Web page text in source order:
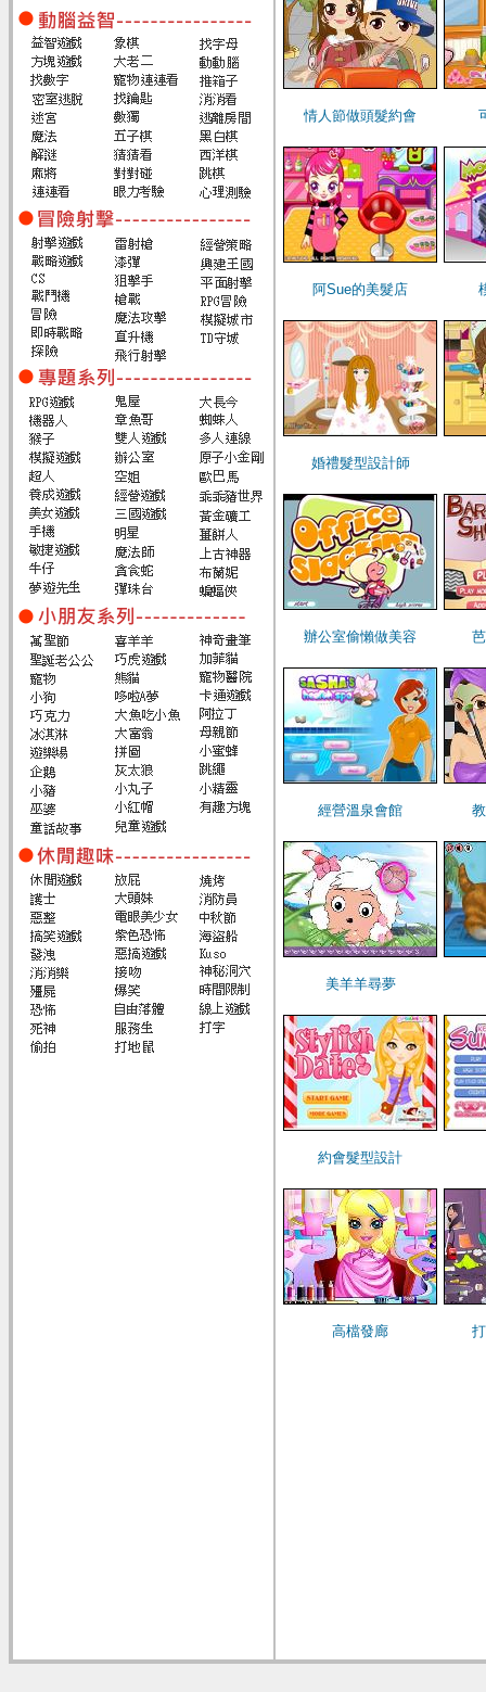
情人節做頭髮約會
阿Sue的美髮店
婚禮髮型設計師
辦公室偷懶做美容
經營溫泉會館
美羊羊尋夢
約會髮型設計
高檔發廊